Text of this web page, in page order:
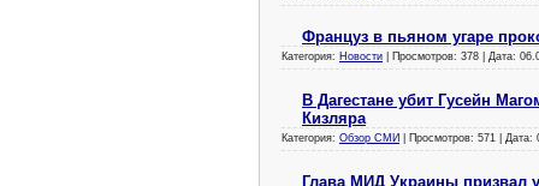
Француз в пьяном угаре
Категория: Новости | Просмотров: 378 | Дата:
В Дагестане убит Гусейн
Кизляра
Категория: Обзор СМИ | Просмотров: 571 | Дата:
Глава МИД Украины призвал